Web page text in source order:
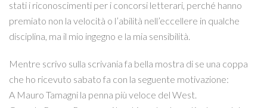
stati i riconoscimenti per i concorsi letterari, perché hanno
premiato non la velocità o l’abilità nell’eccellere in qualche
disciplina, ma il mio ingegno e la mia sensibilità.
Mentre scrivo sulla scrivania fa bella mostra di se una coppa
che ho ricevuto sabato fa con la seguente motivazione:
A Mauro Tamagni la penna più veloce del West.